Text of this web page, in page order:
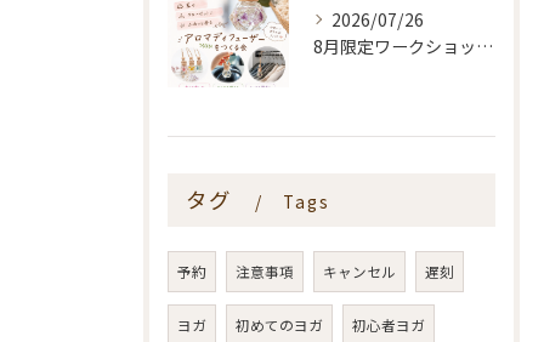
2026/07/26
8月限定ワークショップ🌿🫧
タグ Tags
予約 注意事項 キャンセル 遅刻
ヨガ 初めてのヨガ 初心者ヨガ